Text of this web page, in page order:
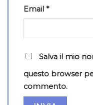
Email *
Salva il mio
questo browser
commento.